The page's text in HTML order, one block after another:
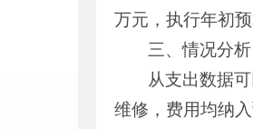
万元，执行年初
三、情况分析
从支出数据
维修，费用均纳